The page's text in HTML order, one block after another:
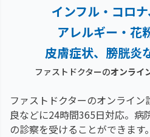
インフル・コロナ
アレルギー・花
皮膚症状、膀胱炎
ファストドクターのオンライ
ファストドクターのオンライ
良などに24時間365日対応。 病
の診察を受けることができます。